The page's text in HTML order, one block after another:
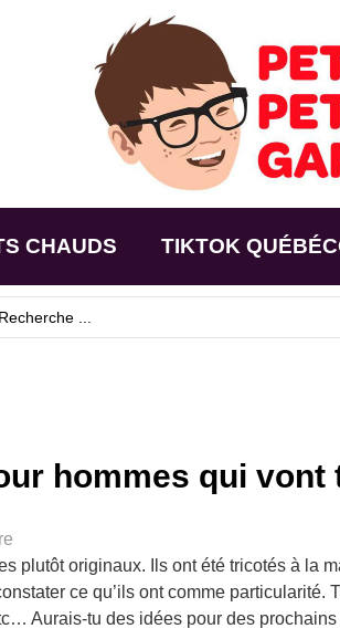
CHAUDS TIKTOK
hommes qui vont
plutôt originaux. Ils ont été tricotés à la
ce qu’ils ont comme particularité.
Aurais-tu des idées pour des